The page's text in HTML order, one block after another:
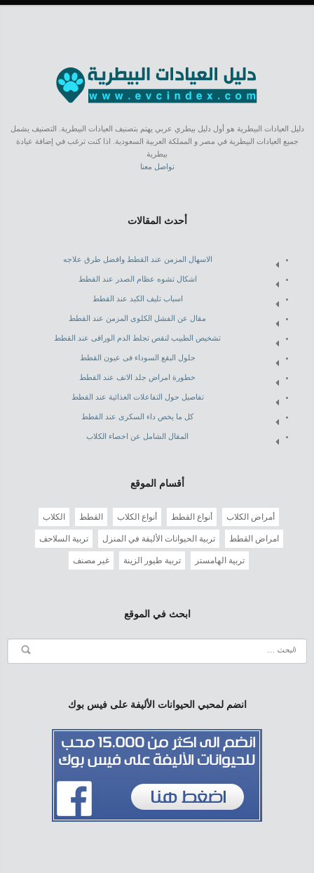
دليل العيادات البيطرية هو أول دليل بيطري عربي يهتم بتصنيف العيادات البيطرية. التصنيف يشمل
جميع العيادات البيطرية في مصر و المملكة العربية السعودية. اذا كنت ترغب في إضافة عيادة
بيطرية
تواصل معنا
أحدث المقالات
الاسهال المزمن عند القطط وافضل طرق علاجه
اشكال تشوه عظام الصدر عند القطط
اسباب تليف الكبد عند القطط
مقال عن الفشل الكلوى المزمن عند القطط
تشخيص الطبيب لنقص تجلط الدم الوراقى عند القطط
حلول البقع السوداء فى عيون القطط
خطورة امراض جلد الانف عند القطط
تفاصيل حول التفاعلات الغذائية عند القطط
كل ما يخص داء السكرى عند القطط
المقال الشامل عن اخصاء الكلاب
أقسام الموقع
أمراض الكلاب أنواع القطط أنواع الكلاب القطط الكلاب
امراض القطط تربية الحيوانات الأليفة في المنزل تربية السلاحف
تربية الهامستر تربية طيور الزينة غير مصنف
ابحث في الموقع
انضم لمحبي الحيوانات الأليفة على فيس بوك